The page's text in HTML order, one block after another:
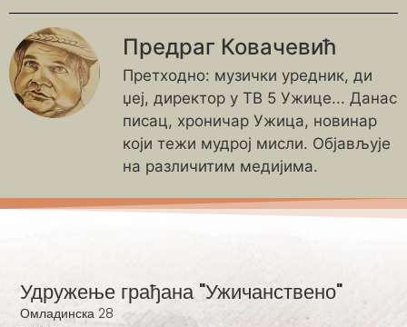
Предраг Ковачевић
Претходно: музички уредник, ди
џеј, директор у ТВ 5 Ужице... Данас
писац, хроничар Ужица, новинар
који тежи мудрој мисли. Објављује
на различитим медијима.
Удружење грађана "Ужичанствено"
Омладинска 28